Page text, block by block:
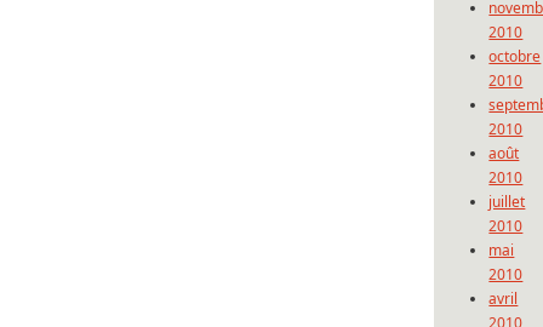
2010
octobre
2010
2010
août
2010
juillet
2010
mai
2010
avril